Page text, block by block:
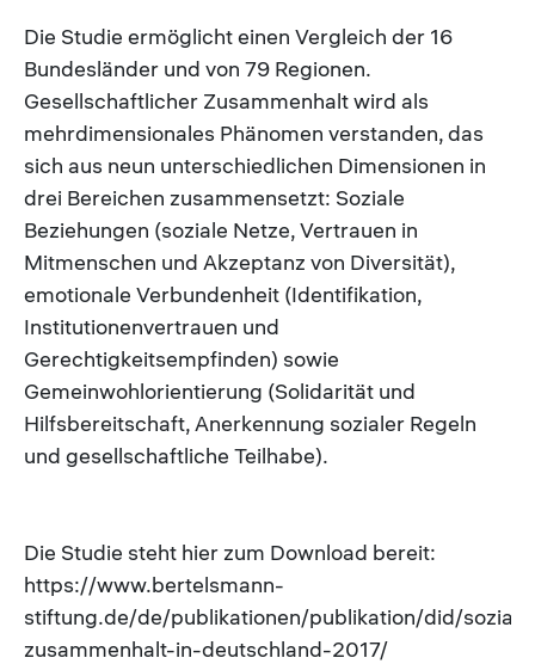
Die Studie ermöglicht einen Vergleich der 16
Bundesländer und von 79 Regionen.
Gesellschaftlicher Zusammenhalt wird als
mehrdimensionales Phänomen verstanden, das
sich aus neun unterschiedlichen Dimensionen in
drei Bereichen zusammensetzt: Soziale
Beziehungen (soziale Netze, Vertrauen in
Mitmenschen und Akzeptanz von Diversität),
emotionale Verbundenheit (Identifikation,
Institutionenvertrauen und
Gerechtigkeitsempfinden) sowie
Gemeinwohlorientierung (Solidarität und
Hilfsbereitschaft, Anerkennung sozialer Regeln
und gesellschaftliche Teilhabe).
Die Studie steht hier zum Download bereit:
https://www.bertelsmann-
stiftung.de/de/publikationen/publikation/did/
zusammenhalt-in-deutschland-2017/